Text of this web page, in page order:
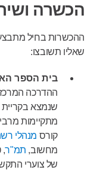
הכשרה
ההכשרות בחיל
שאליו תשובצו:
בית הספר
מתקיימות
קורס מנהלי
מחשוב, תמ"ר,
של צוערי